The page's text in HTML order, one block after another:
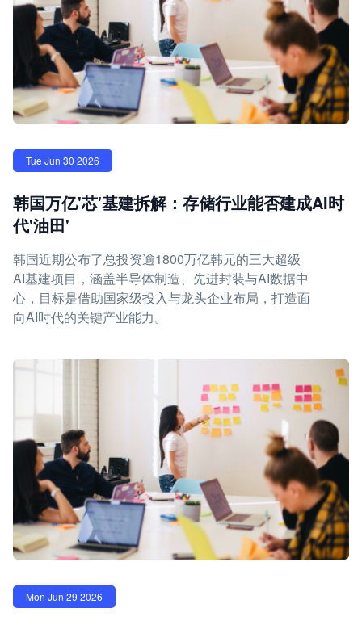
Tue Jun 30 2026
韩国万亿'芯'基建拆解：存储行业能否建成AI时
代'油田'
韩国近期公布了总投资逾1800万亿韩元的三大超级
AI基建项目，涵盖半导体制造、先进封装与AI数据中
心，目标是借助国家级投入与龙头企业布局，打造面
向AI时代的关键产业能力。
Mon Jun 29 2026